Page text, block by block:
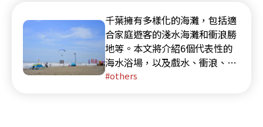
千葉擁有多樣化的海灘，包括適
合家庭遊客的淺水海灘和衝浪勝
地等。本文將介紹6個代表性的
海水浴場，以及戲水、衝浪、挖
蛤蜊、地曳網捕魚等熱門活動，
others